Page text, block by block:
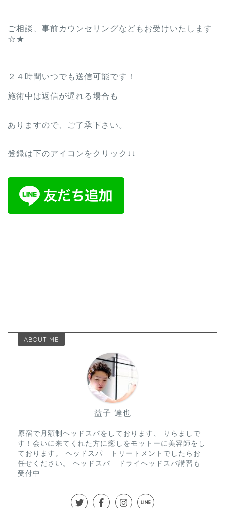
ご相談、事前カウンセリングなどもお受けいたします
☆★
２４時間いつでも送信可能です！
施術中は返信が遅れる場合も
ありますので、ご了承下さい。
登録は下のアイコンをクリック↓↓
ABOUT ME
益子 達也
原宿で月額制ヘッドスパをしております、 りらましで
す！会いに来てくれた方に癒しをモットーに美容師をし
ております。 ヘッドスパ トリートメントでしたらお
任せください。 ヘッドスパ ドライヘッドスパ講習も
受付中